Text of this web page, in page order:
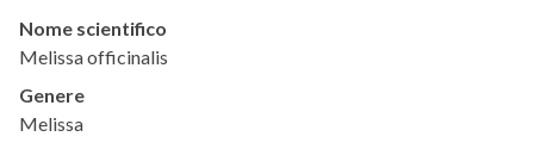
Nome scientifico
Melissa officinalis
Genere
Melissa